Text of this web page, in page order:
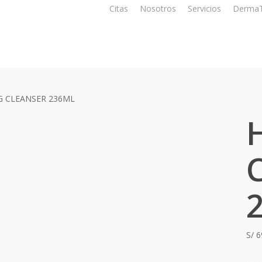
Citas Nosotros Servicios
CLEANSER 236ML
S/